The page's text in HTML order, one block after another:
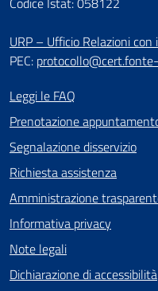
URP – Ufficio Relazioni con
PEC:
Leggi le FAQ
Prenotazione
Segnalazione disservizio
Richiesta assistenza
Amministrazione
Informativa privacy
Note legali
Dichiarazione di accessibilità